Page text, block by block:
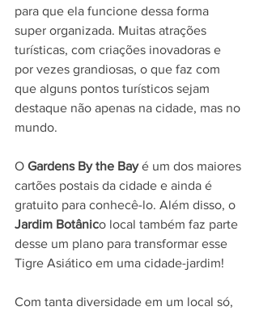
para que ela funcione dessa forma
super organizada. Muitas atrações
turísticas, com criações inovadoras e
por vezes grandiosas, o que faz com
que alguns pontos turísticos sejam
destaque não apenas na cidade, mas no
mundo.
O Gardens By the Bay é um dos maiores
cartões postais da cidade e ainda é
gratuito para conhecê-lo. Além disso, o
Jardim Botânico local também faz parte
desse um plano para transformar esse
Tigre Asiático em uma cidade-jardim!
Com tanta diversidade em um local só,